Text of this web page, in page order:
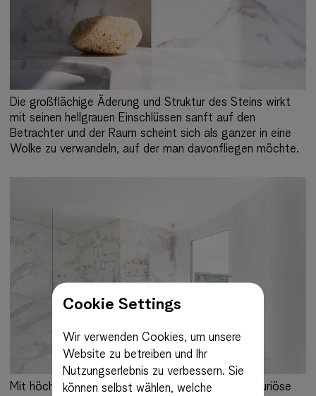
Die großflächige Äderung und Struktur des Steins wirkt
mit seinen hellgrauen Einschlüssen sanft auf den
Betrachter und der Raum scheint sich als ganzer in eine
Wolke zu verwandeln, auf der man davonfliegen möchte.
Mit höchster Präzision verarbeitet, kommt der luxuriöse
Cookie Settings
Wir verwenden Cookies, um unsere
Website zu betreiben und Ihr
Nutzungserlebnis zu verbessern. Sie
können selbst wählen, welche